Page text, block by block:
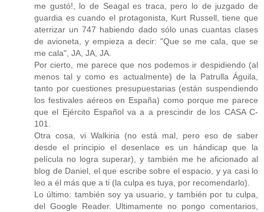
me gustó!, lo de Seagal es traca, pero lo de juzgado de
guardia es cuando el protagonista, Kurt Russell, tiene que
aterrizar un 747 habiendo dado sólo unas cuantas clases
de avioneta, y empieza a decir: "Que se me cala, que se
me cala", JA, JA, JA.
Por cierto, me parece que nos podemos ir despidiendo (al
menos tal y como es actualmente) de la Patrulla Águila,
tanto por cuestiones presupuestarias (están suspendiendo
los festivales aéreos en España) como porque me parece
que el Ejército Español va a a prescindir de los CASA C-
101.
Otra cosa, vi Walkiria (no está mal, pero eso de saber
desde el principio el desenlace es un hándicap que la
película no logra superar), y también me he aficionado al
blog de Daniel, el que escribe sobre el espacio, y ya casi lo
leo a él más que a ti (la culpa es tuya, por recomendarlo).
Lo último: también soy ya usuario, y también por tu culpa,
del Google Reader. Ultimamente no pongo comentarios,